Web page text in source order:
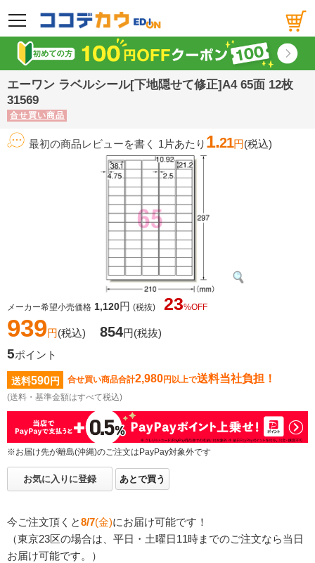
メニュー
エーワン ラベルシール[下地隠せて修正]A4 65面 12枚
31569
合せ買い商品
最初の商品レビューを書く 1片あたり 1.21円(税込)
メーカー希望小売価格 1,120円 (税抜) 23%OFF
939円(税込) 854円(税抜)
5ポイント
送料590円 合せ買い商品合計2,980円以上で送料当社負担！
(送料・基準金額はすべて税込)
※お届け先が離島(沖縄)のご注文はPayPay対象外です
お気に入りに登録 あとで買う
今ご注文頂くと8/7(金)にお届け可能です！
（東京23区の場合は、平日・土曜日11時までのご注文なら当日
お届け可能です。）